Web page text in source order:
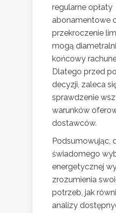
regularne opłaty
abonamentowe
przekroczenie
mogą
końcowy
Dlatego przed
decyzji, zaleca
sprawdzenie
warunków
dostawców.
Podsumowując,
świadomego
energetycznej
zrozumienia
potrzeb, jak
analizy